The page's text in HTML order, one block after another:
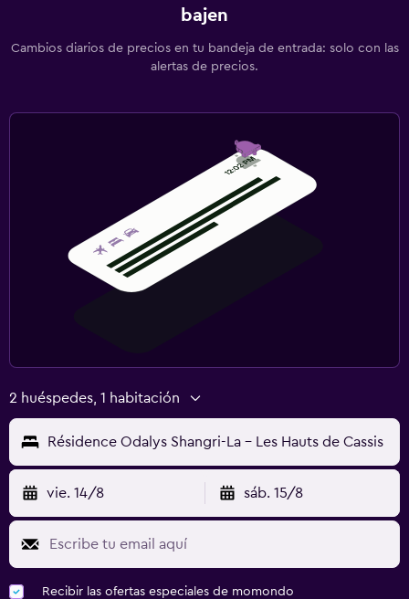
bajen
Cambios diarios de precios en tu bandeja de entrada: solo con las
alertas de precios.
2 huéspedes, 1 habitación
Résidence Odalys Shangri-La - Les Hauts de Cassis
vie. 14/8 sáb. 15/8
Recibir las ofertas especiales de momondo